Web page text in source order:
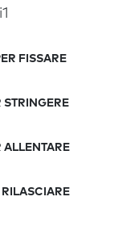
FISSARE
STRINGERE
ALLENTARE
RILASCIARE